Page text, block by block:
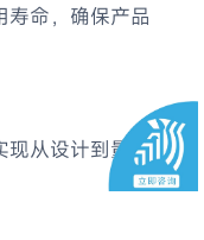
寿命，确保产品
现从设计到量产